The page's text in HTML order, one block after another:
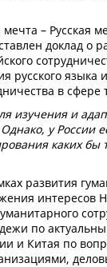
– Русская
доклад о
языка
в сфере
изучения и
у
каких
развития
интересов
по
и Китая по